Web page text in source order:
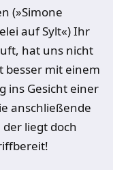
(»Simone
auf Sylt«) Ihr
hat uns nicht
besser mit einem
ins Gesicht einer
anschließende
liegt doch